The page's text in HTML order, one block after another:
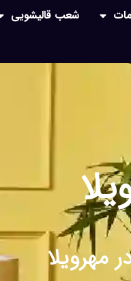
شعب قالیشویی
مهرویلا